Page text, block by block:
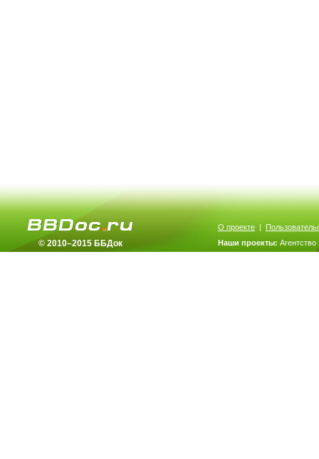
© 2010–2015 ББДок
О проекте |
Наши проекты: